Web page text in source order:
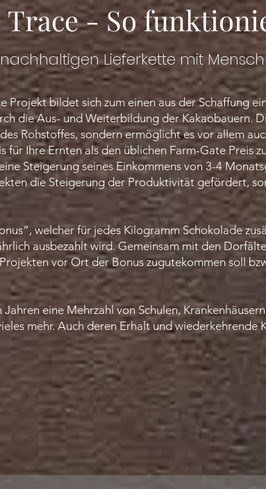
Trace - So
Lieferkette mit
Projekt bildet sich zum einen aus der Schaffung
die Aus- und Weiterbildung der Kakaobauern.
Rohstoffes, sondern ermöglicht es vor allem
für Ihre Ernten als den üblichen Farm-Gate Preis
Steigerung seines Einkommens von 3-4
die Steigerung der Produktivität gefördert,
welcher für jedes Kilogramm Schokolade
ausbezahlt wird. Gemeinsam mit den
vor Ort der Bonus zugutekommen soll
eine Mehrzahl von Schulen,
mehr. Auch deren Erhalt und wiederkehrende